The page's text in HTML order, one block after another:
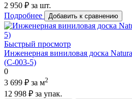
2 950 ₽ за шт.
Подробнее
Добавить к сравнению
Быстрый просмотр
Инженерная виниловая доска
(C-003-5)
0
3 699 ₽ за м2
12 998 ₽ за упак.